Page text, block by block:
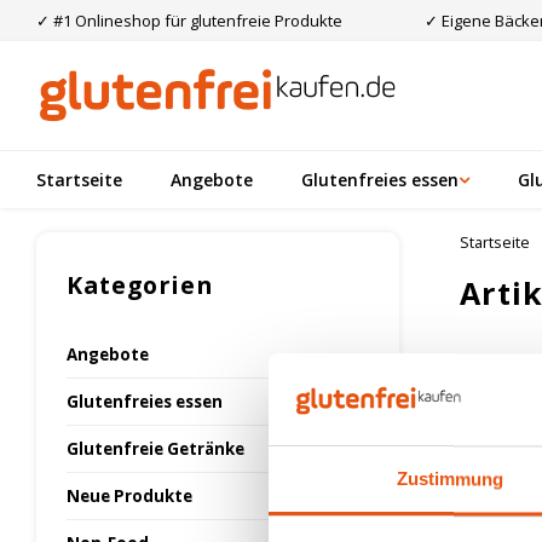
Zustimmung
✓ #1 Onlineshop für glutenfreie Produkte ✓ Eigene
Startseite Angebote Glutenfreies essen
Kategorien
Angebote
Glutenfreies essen
Glutenfreie Getränke
Neue Produkte
Startseite